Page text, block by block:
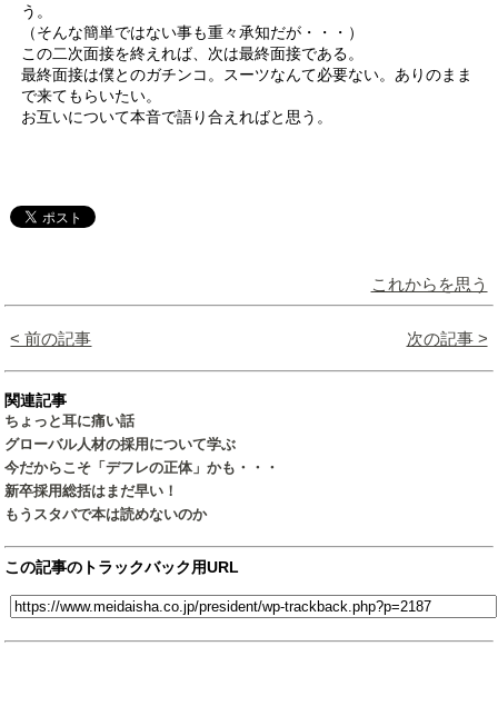
う。
（そんな簡単ではない事も重々承知だが・・・）
この二次面接を終えれば、次は最終面接である。
最終面接は僕とのガチンコ。スーツなんて必要ない。ありのまま
で来てもらいたい。
お互いについて本音で語り合えればと思う。
これからを思う
< 前の記事 次の記事 >
関連記事
ちょっと耳に痛い話
グローバル人材の採用について学ぶ
今だからこそ「デフレの正体」かも・・・
新卒採用総括はまだ早い！
もうスタバで本は読めないのか
この記事のトラックバック用URL